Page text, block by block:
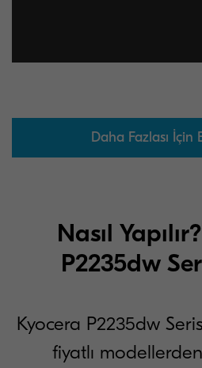
Daha Fazlası İçin
Nasıl
P2235dw
Kyocera P2235dw
fiyatlı